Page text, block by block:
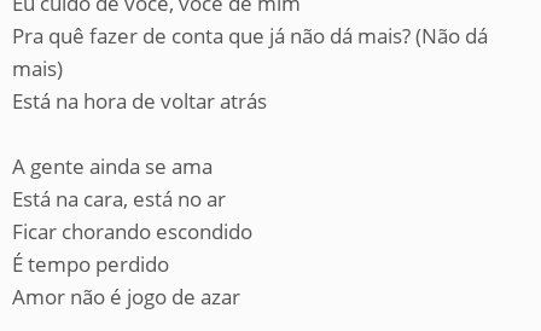
Pra quê fazer de conta que já não dá mais? (Não dá
mais)
Está na hora de voltar atrás
A gente ainda se ama
Está na cara, está no ar
Ficar chorando escondido
É tempo perdido
Amor não é jogo de azar